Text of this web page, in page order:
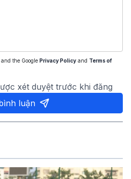
the Google Privacy Policy and Terms of
xét duyệt trước khi đăng
luận